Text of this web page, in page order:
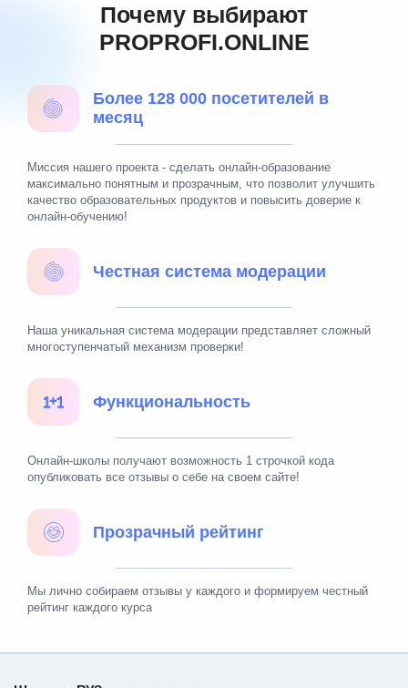
Почему выбирают
PROPROFI.ONLINE
Более 128 000 посетителей в
месяц
Миссия нашего проекта - сделать онлайн-образование
максимально понятным и прозрачным, что позволит улучшить
качество образовательных продуктов и повысить доверие к
онлайн-обучению!
Честная система модерации
Наша уникальная система модерации представляет сложный
многоступенчатый механизм проверки!
Функциональность
Онлайн-школы получают возможность 1 строчкой кода
опубликовать все отзывы о себе на своем сайте!
Прозрачный рейтинг
Мы лично собираем отзывы у каждого и формируем честный
рейтинг каждого курса